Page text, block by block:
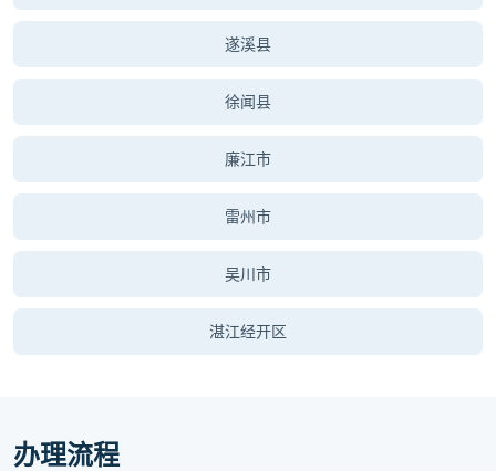
遂溪县
徐闻县
廉江市
雷州市
吴川市
湛江经开区
办理流程